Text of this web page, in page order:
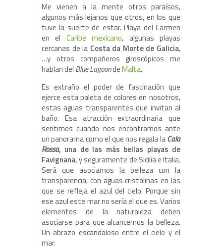
Me vienen a la mente otros paraísos,
algunos más lejanos que otros, en los que
tuve la suerte de estar. Playa del Carmen
en el Caribe mexicano, algunas playas
cercanas de la Costa da Morte de Galicia,
…y otros compañeros giroscópicos me
hablan del Blue LagoondeMalta.
Es extraño el poder de fascinación que
ejerce esta paleta de colores en nosotros,
estas aguas transparentes que invitan al
baño. Esa atracción extraordinaria que
sentimos cuando nos encontramos ante
un panorama como el que nos regala laCala
Rossa, una de las más bellas playas de
Favignana,y seguramente de Sicilia e Italia.
Será que asociamos la belleza con la
transparencia, con aguas cristalinas en las
que se refleja el azul del cielo. Porque sin
ese azul este mar no sería el que es. Varios
elementos de la naturaleza deben
asociarse para que alcancemos la belleza.
Un abrazo escandaloso entre el cielo y el
mar.